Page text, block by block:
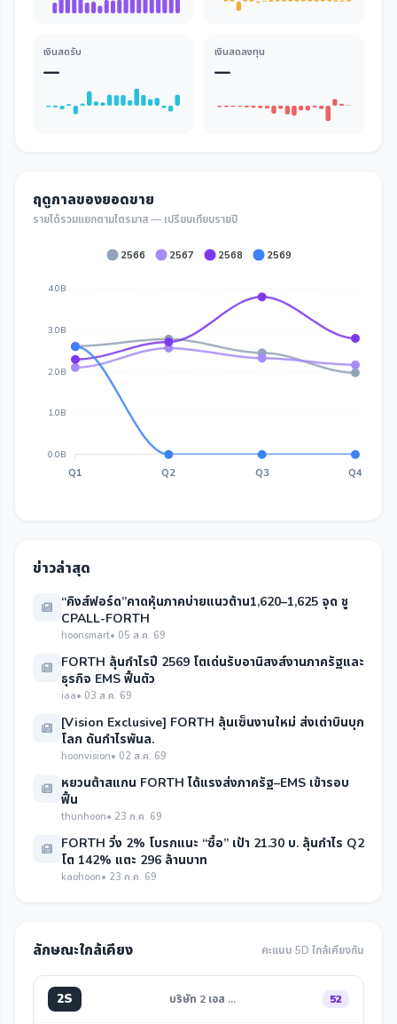
เงินสดรับ
—
เงินสดลงทุน
—
ฤดูกาลของยอดขาย
รายได้รวมแยกตามไตรมาส — เปรียบเทียบรายปี
2566 2567 2568 2569
4.0B
3.0B
2.0B
1.0B
0.0B
Q1 Q2 Q3 Q4
ข่าวล่าสุด
“คิงส์ฟอร์ด”คาดหุ้นภาคบ่ายแนวต้าน1,620–1,625 จุด ชู
CPALL-FORTH
hoonsmart• 05 ส.ค. 69
FORTH ลุ้นกำไรปี 2569 โตเด่นรับอานิสงส์งานภาครัฐและ
ธุรกิจ EMS ฟื้นตัว
iaa• 03 ส.ค. 69
[Vision Exclusive] FORTH ลุ้นเซ็นงานใหม่ ส่งเต่าบินบุก
โลก ดันกำไรพันล.
hoonvision• 02 ส.ค. 69
หยวนต้าสแกน FORTH ได้แรงส่งภาครัฐ–EMS เข้ารอบ
ฟื้น
thunhoon• 23 ก.ค. 69
FORTH วิ่ง 2% โบรกแนะ “ซื้อ” เป้า 21.30 บ. ลุ้นกำไร Q2
โต 142% แตะ 296 ล้านบาท
kaohoon• 23 ก.ค. 69
ลักษณะใกล้เคียง คะแนน 5D ใกล้เคียงกัน
2S บริษัท 2 เอส … 52